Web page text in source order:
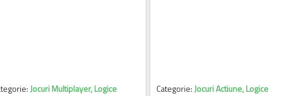
Jocuri Multiplayer, Logice Categorie:Jocuri Actiune, Logice